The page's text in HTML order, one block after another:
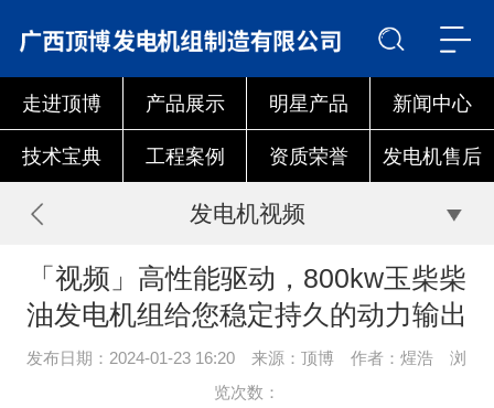
走进顶博 产品展示 明星产品 新闻中心
技术宝典 工程案例 资质荣誉 发电机售后
发电机视频
「视频」高性能驱动，800kw玉柴柴
油发电机组给您稳定持久的动力输出
发布日期：2024-01-23 16:20 来源：顶博 作者：煋浩 浏
览次数：